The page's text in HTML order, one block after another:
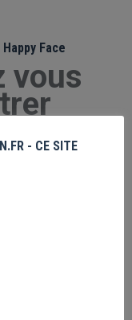
Face
vous
- CE SITE